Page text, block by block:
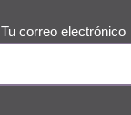
Tu correo electrónico